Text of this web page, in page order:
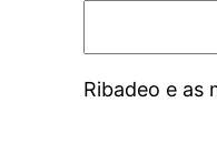
Ribadeo e as